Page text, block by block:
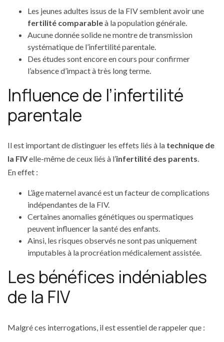
Les jeunes adultes issus de la FIV semblent avoir une
fertilité comparableà la population générale.
Aucune donnée solide ne montre de transmission
systématique de l’infertilité parentale.
Des études sont encore en cours pour confirmer
l’absence d’impact à très long terme.
Influence de l’infertilité
parentale
Il est important de distinguer les effets liés à la technique de
la FIVelle-même de ceux liés à l’infertilité des parents.
En effet :
L’âge maternel avancé est un facteur de complications
indépendantes de la FIV.
Certaines anomalies génétiques ou spermatiques
peuvent influencer la santé des enfants.
Ainsi, les risques observés ne sont pas uniquement
imputables à la procréation médicalement assistée.
Les bénéfices indéniables
de la FIV
Malgré ces interrogations, il est essentiel de rappeler que :